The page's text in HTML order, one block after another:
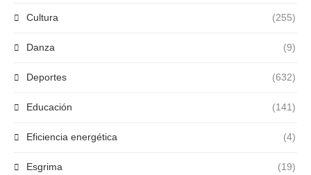
Cultura (255)
Danza (9)
Deportes (632)
Educación (141)
Eficiencia energética (4)
Esgrima (19)